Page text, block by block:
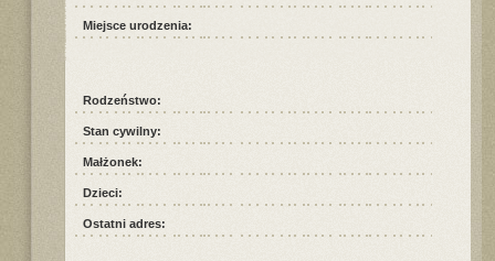
Miejsce urodzenia:
Rodzeństwo:
Stan cywilny:
Małżonek:
Dzieci:
Ostatni adres: